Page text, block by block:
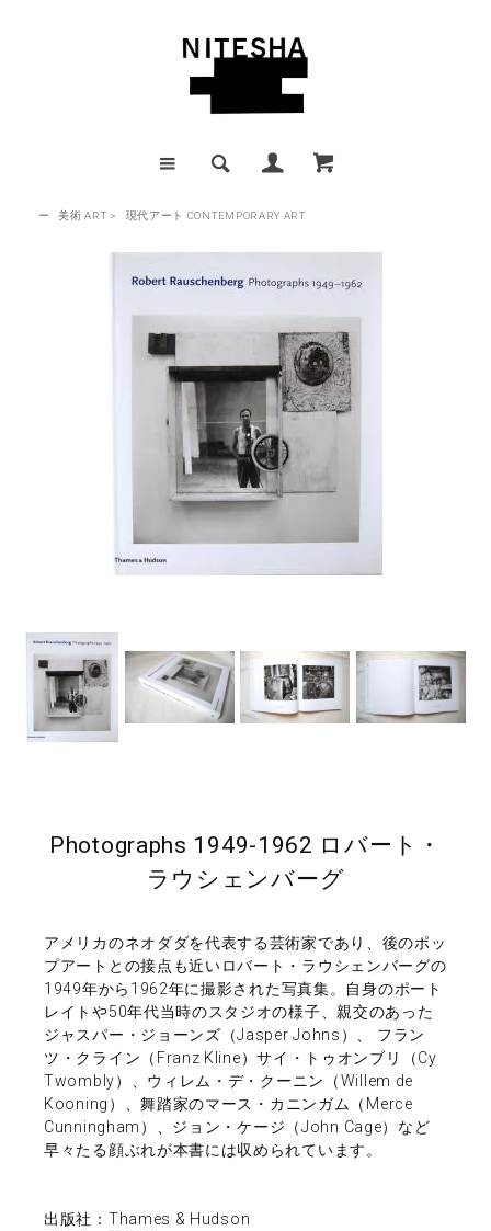
ー 美術 ART > 現代アート CONTEMPORARY ART
Photographs 1949-1962 ロバート・
ラウシェンバーグ
アメリカのネオダダを代表する芸術家であり、後のポッ
プアートとの接点も近いロバート・ラウシェンバーグの
1949年から1962年に撮影された写真集。自身のポート
レイトや50年代当時のスタジオの様子、親交のあった
ジャスパー・ジョーンズ（Jasper Johns）、 フラン
ツ・クライン（Franz Kline）サイ・トゥオンブリ（Cy
Twombly）、ウィレム・デ・クーニン（Willem de
Kooning）、舞踏家のマース・カニンガム（Merce
Cunningham）、ジョン・ケージ（John Cage）など
早々たる顔ぶれが本書には収められています。
出版社：Thames & Hudson